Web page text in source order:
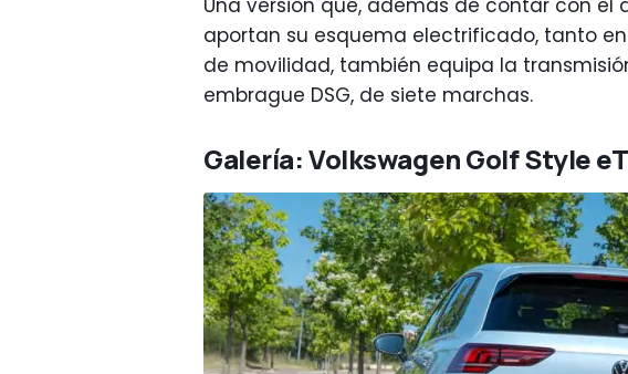
Una versión que, además de contar con el
aportan su esquema electrificado, tanto
de movilidad, también equipa la
embrague DSG, de siete marchas.
Galería: Volkswagen Golf Style